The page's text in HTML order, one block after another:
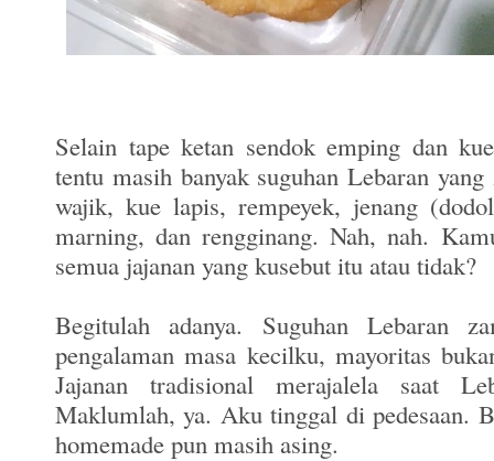
Selain tape ketan sendok emping dan
tentu masih banyak suguhan Lebaran
wajik, kue lapis, rempeyek, jenang
marning, dan rengginang. Nah, nah.
semua jajanan yang kusebut itu atau tidak?
Begitulah adanya. Suguhan Lebaran
pengalaman masa kecilku, mayoritas
Jajanan tradisional merajalela saat
Maklumlah, ya. Aku tinggal di pedesaan.
homemade pun masih asing.